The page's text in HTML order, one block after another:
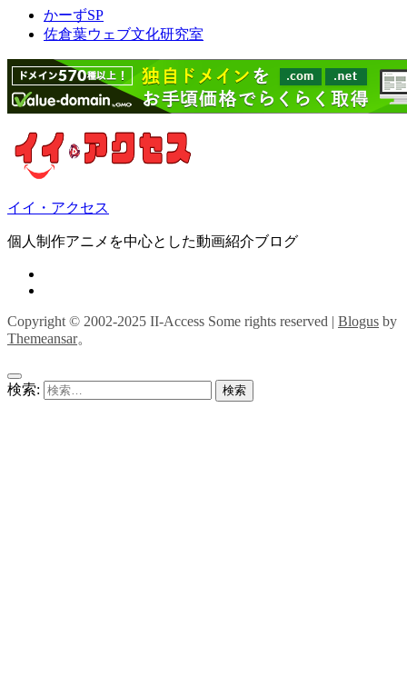
かーずSP
佐倉葉ウェブ文化研究室
イイ・アクセス
個人制作アニメを中心とした動画紹介ブログ
Copyright © 2002-2025 II-Access Some rights reserved | Blogus by
Themeansar。
検索: